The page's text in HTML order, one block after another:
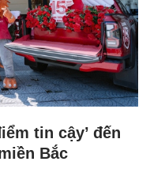
tin cậy’ đến
Bắc